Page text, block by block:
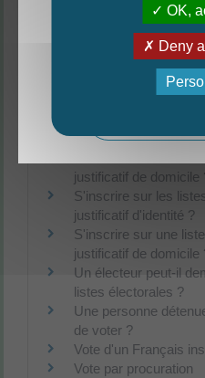
Peut-on voter sans
déménagement ?
Quelles sont les
Refus d'inscription,
par le maire : que
justificatif de domicile
S'inscrire sur les
justificatif d'identité ?
S'inscrire sur une
justificatif de domicile
Un électeur peut-il
listes électorales ?
Une personne
de voter ?
Vote d'un Français
Vote par procuration
La nouvelle
OK,
Deny